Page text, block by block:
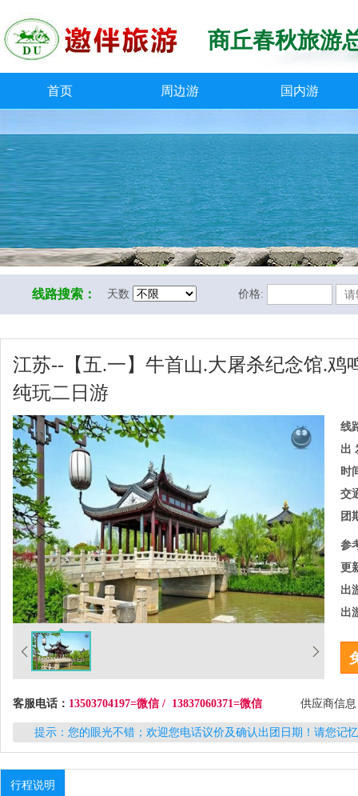
商丘春秋旅游
首页 周边游 国内游
线路搜索： 天数 价格:
江苏--【五.一】牛首山.大屠杀纪念馆.鸡
纯玩二日游
线
出
时
交
团
参
更
出
出
客服电话： 13503704197=微信 / 13837060371=微信 供应商信
提示：您的眼光不错；欢迎您电话议价及确认出团日期！请您记
行程说明